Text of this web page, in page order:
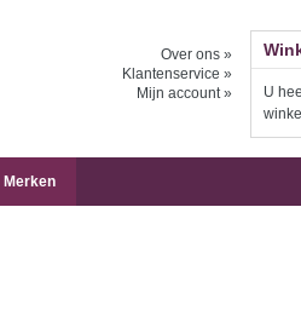
Over ons »
Klantenservice »
Mijn account »
U
Merken